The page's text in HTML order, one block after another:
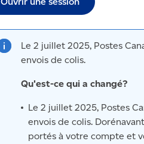
Le 2 juillet 2025, Postes
envois de colis.
Qu'est-ce qui a changé?
Le 2 juillet 2025, Postes
envois de colis.
portés à votre compte et